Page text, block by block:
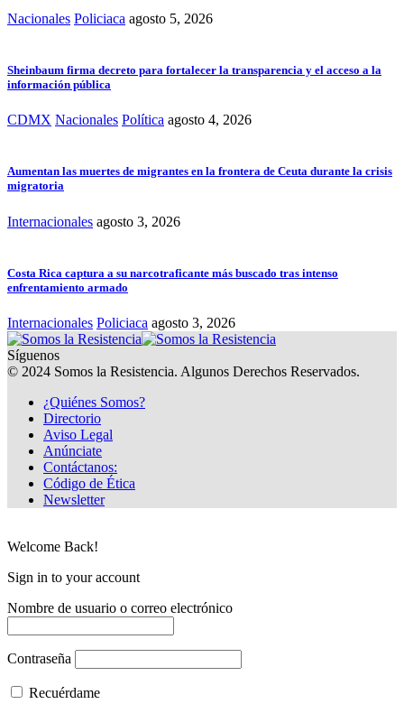
Nacionales Policiaca agosto 5, 2026
Sheinbaum firma decreto para fortalecer la transparencia y el acceso a la
información pública
CDMX Nacionales Política agosto 4, 2026
Aumentan las muertes de migrantes en la frontera de Ceuta durante la crisis
migratoria
Internacionales agosto 3, 2026
Costa Rica captura a su narcotraficante más buscado tras intenso
enfrentamiento armado
Internacionales Policiaca agosto 3, 2026
Síguenos
© 2024 Somos la Resistencia. Algunos Derechos Reservados.
¿Quiénes Somos?
Directorio
Aviso Legal
Anúnciate
Contáctanos:
Código de Ética
Newsletter
Welcome Back!
Sign in to your account
Nombre de usuario o correo electrónico
Contraseña
Recuérdame